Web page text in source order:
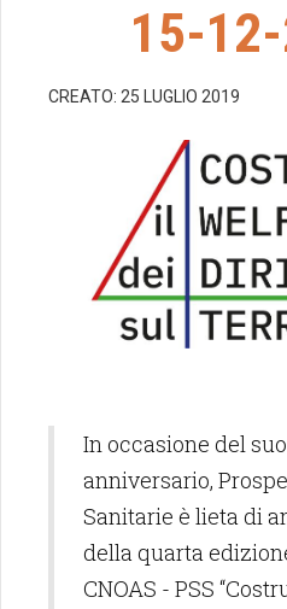
15-
CREATO: 25 LUGLIO 2019
In occasione del
anniversario,
Sanitarie è lieta di
della quarta
CNOAS - PSS